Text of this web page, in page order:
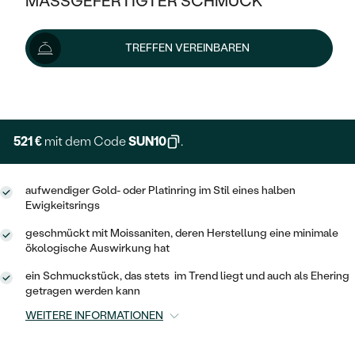
KLASSISCH
MEMOIRE
VINTAGE
AUSSERGEWÖHNLICHE
GEHÄMMERTE
VON HAND GRAVIERTE
MIT MEHREREN DIAMANTEN
HALO
VINTAGE
AUSSERGEWÖHNLICH
WÄHLE EINEN RING
AUSVERKAUF
WENN SCHMUCK HILFT
NACH TYP
RINGE
ANHÄNGER / KETTEN
ARMBÄNDER
PLATIN
OHRSTECKER
MINIMALISTISCHE
OHRHÄNGER
SOLITÄR
GOLD
SILBER
SOLITÄR
ZUR GEBURT EINES KINDES
AUSVERKAUF
GOLD
PLATIN
NACH STYL
MEMOIRE
MINIMALISTISCHE
TREFFEN VEREINBAREN
579 €
Lieferoptionen
521 € mit dem CodeSUN10 .
aufwendiger Gold- oder Platinring im Stil eines halben
Ewigkeitsrings
geschmückt mit Moissaniten, deren Herstellung eine minimale
ökologische Auswirkung hat
ein Schmuckstück, das stets im Trend liegt und auch als Ehering
getragen werden kann
WEITERE INFORMATIONEN